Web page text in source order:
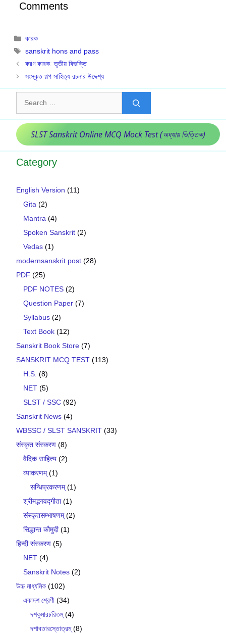
Comments
Categories
কারক
Tags
sanskrit hons and pass
করণ কারক: তৃতীয় বিভক্তি
সংস্কৃত গল্প সাহিত্য রচনার উদ্দেশ্য
for:
SLST Sanskrit Online MCQ Mock Test (অধ্যায় ভিত্তিক)
Category
English Version (11)
Gita (2)
Mantra (4)
Spoken Sanskrit (2)
Vedas (1)
modernsanskrit post (28)
PDF (25)
PDF NOTES (2)
Question Paper (7)
Syllabus (2)
Text Book (12)
Sanskrit Book Store (7)
SANSKRIT MCQ TEST (113)
H.S. (8)
NET (5)
SLST / SSC (92)
Sanskrit News (4)
WBSSC / SLST SANSKRIT (33)
संस्कृत संस्करण (8)
वैदिक साहित्य (2)
व्याकरणम्(1)
सन्धिप्रकरणम्(1)
श्रीमद्भगवद्गीता(1)
संस्कृतसम्भाषणम्(2)
सिद्धान्त कौमुदी(1)
हिन्दी संस्करण (5)
NET (4)
Sanskrit Notes (2)
উচ্চ মাধ্যমিক (102)
একাদশ শ্রেণী (34)
দশকুমারচরিতম্(4)
দশাবতারস্তোত্রম্(8)